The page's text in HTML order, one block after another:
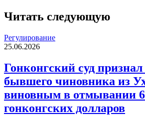
Читать следующую
Регулирование
25.06.2026
Гонконгский суд
бывшего чиновника из
виновным в отмывании
гонконгских долларов